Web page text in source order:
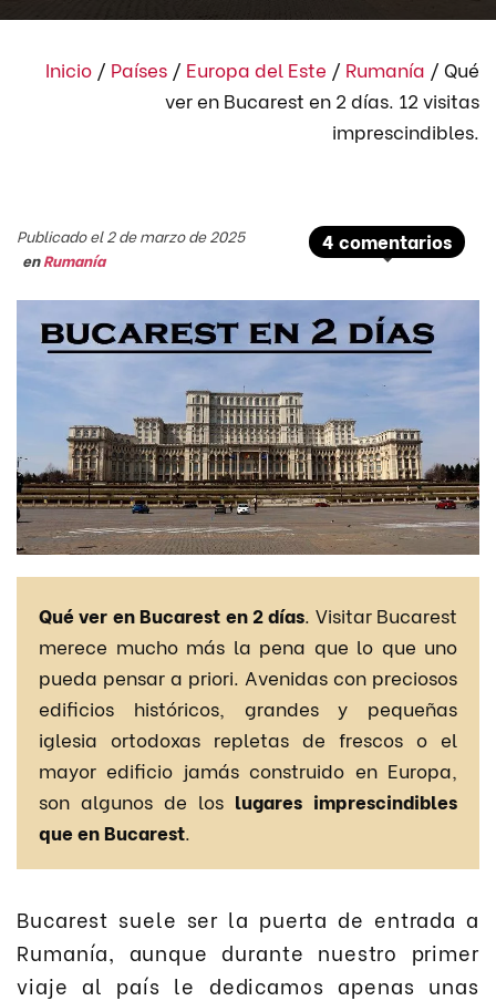
Inicio / Países / Europa del Este / Rumanía / Qué
ver en Bucarest en 2 días. 12 visitas
imprescindibles.
4 comentarios
Publicado el 2 de marzo de 2025
enRumanía
Qué ver en Bucarest en 2 días. Visitar Bucarest
merece mucho más la pena que lo que uno
pueda pensar a priori. Avenidas con preciosos
edificios históricos, grandes y pequeñas
iglesia ortodoxas repletas de frescos o el
mayor edificio jamás construido en Europa,
son algunos de los lugares imprescindibles
que en Bucarest.
Bucarest suele ser la puerta de entrada a
Rumanía, aunque durante nuestro primer
viaje al país le dedicamos apenas unas